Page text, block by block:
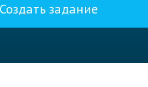
Создать задание